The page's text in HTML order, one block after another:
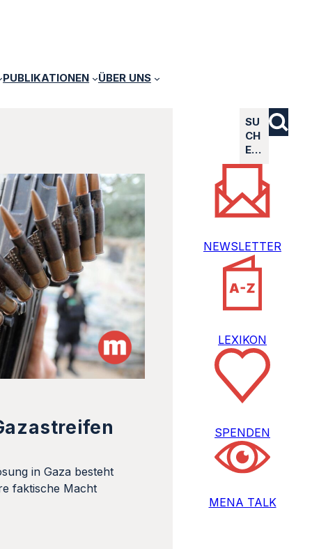
PUBLIKATIONEN ÜBER UNS
in Gaza besteht
faktische Macht
SU
CH
E…
NEWSLETTER
LEXIKON
SPENDEN
MENA TALK